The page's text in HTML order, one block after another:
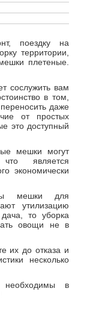
поездку на
территории,
плетеные.
сослужить вам
в том,
даже
от простых
это доступный
мешки могут
является
экономически
мешки для
утилизацию
то уборка
овощи не в
их до отказа и
несколько
необходимы в